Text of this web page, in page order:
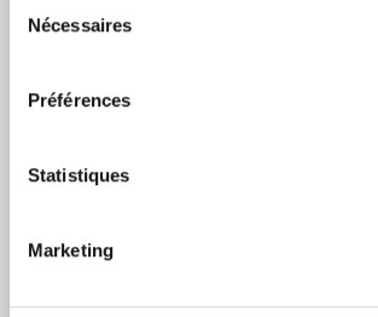
Nécessaires
Préférences
Statistiques
Marketing
Je suis un journaliste
Non
Nouvelles quotidiennes